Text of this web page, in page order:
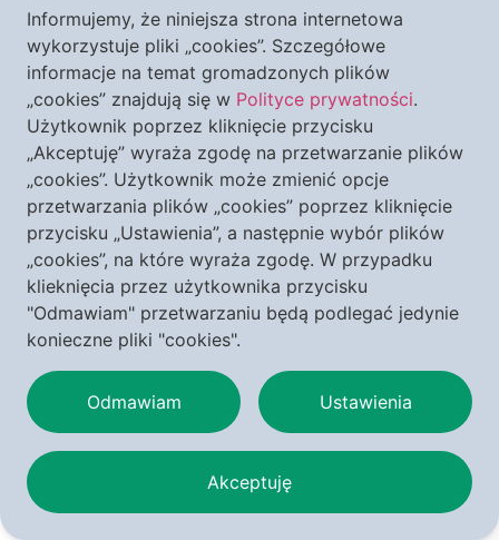
programy socjalne, depopulacja i czwarta
rewolucja przemysłowa to wszystko narzędzia
konieczne do realizacji ich misternego planu.
Autorka ukazuje również negatywną rolę
współczesnej, franciszkowej retoryki w
nauczaniu Kościoła oraz zaangażowanie
papieża w realizację Agendy 2030.
Co możemy zrobić, żeby zrzucić z siebie
niesłuszne poczucie winy i nie przyjmować
nakładanych przez globalistów kajdan?
POMAGAM W PROMOCJI EBOOKA!
Informujemy, że niniejsza strona internetowa
wykorzystuje pliki „cookies”. Szczegółowe
informacje na temat gromadzonych plików
„cookies” znajdują się w Polityce prywatności.
Użytkownik poprzez kliknięcie przycisku
„Akceptuję” wyraża zgodę na przetwarzanie plików
„cookies”. Użytkownik może zmienić opcje
przetwarzania plików „cookies” poprzez kliknięcie
przycisku „Ustawienia”, a następnie wybór plików
„cookies”, na które wyraża zgodę. W przypadku
klieknięcia przez użytkownika przycisku
"Odmawiam" przetwarzaniu będą podlegać jedynie
konieczne pliki "cookies".
Odmawiam Ustawienia
Akceptuję